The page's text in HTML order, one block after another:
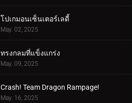
โปเกมอนเซ็นเตอร์เลดี้
May. 02, 2025
ทรงกลมที่แข็งแกร่ง
May. 09, 2025
Crash! Team Dragon Rampage!
May. 16, 2025